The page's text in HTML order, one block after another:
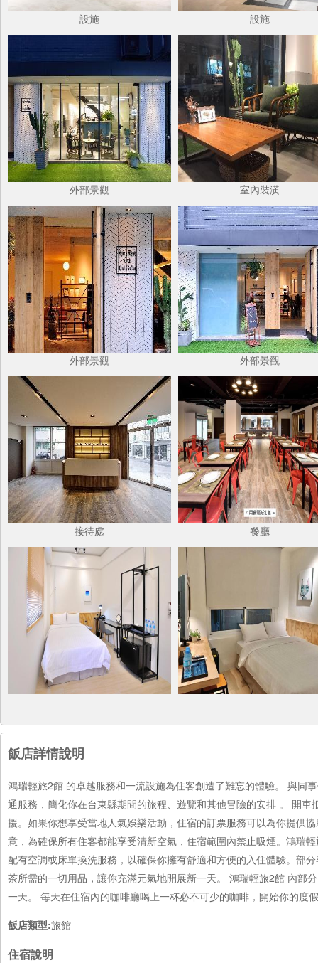
設施 設施
外部景觀 室內裝潢
外部景觀 外部景觀
接待處 餐廳
飯店詳情說明
鴻瑞輕旅2館 的卓越服務和一流設施為住客創造了難忘的體驗。 與同
通服務，簡化你在台東縣期間的旅程、遊覽和其他冒險的安排 。 開
援。如果你想享受當地人氣娛樂活動，住宿的訂票服務可以為你提供
意，為確保所有住客都能享受清新空氣，住宿範圍內禁止吸煙。鴻瑞
配有空調或床單換洗服務，以確保你擁有舒適和方便的入住體驗。部
茶所需的一切用品，讓你充滿元氣地開展新一天。 鴻瑞輕旅2館 內部
一天。 每天在住宿內的咖啡廳喝上一杯必不可少的咖啡，開始你的
飯店類型:旅館
住宿說明